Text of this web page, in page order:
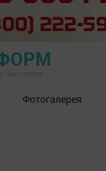
Фотогалерея